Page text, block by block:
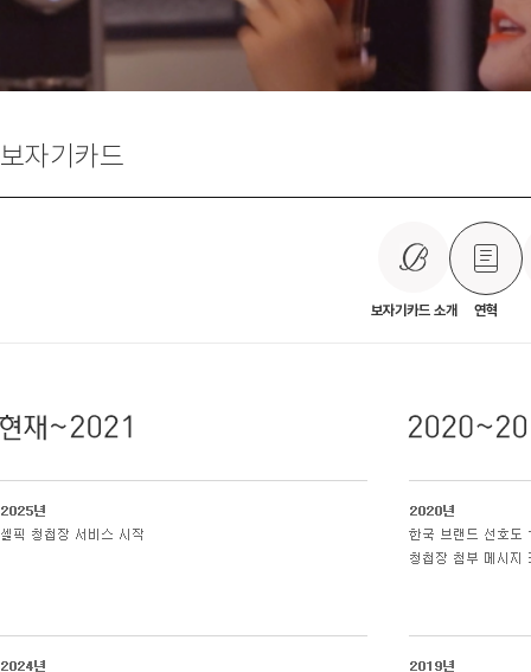
보자기카드
보자기카드 소개 연혁